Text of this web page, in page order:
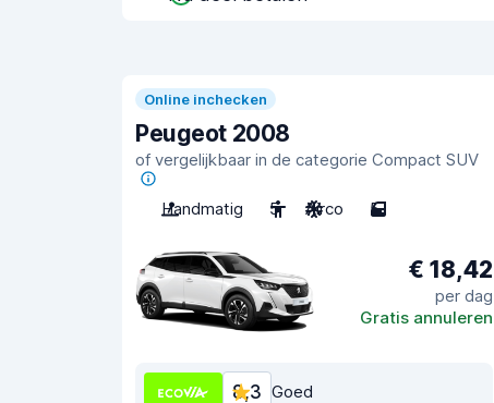
Online inchecken
Peugeot 2008
of vergelijkbaar in de categorie Compact SUV
Handmatig 5 Airco 5
€ 18,42
per dag
Gratis annuleren
8,3 Goed